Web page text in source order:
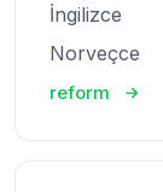
İngilizce
Norveçce
reform